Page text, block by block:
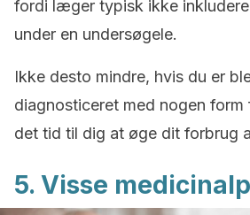
fordi læger typisk ikke
under en undersøgele.
Ikke desto mindre, hvis du er
diagnosticeret med nogen
det tid til dig at øge dit forbrug
5. Visse